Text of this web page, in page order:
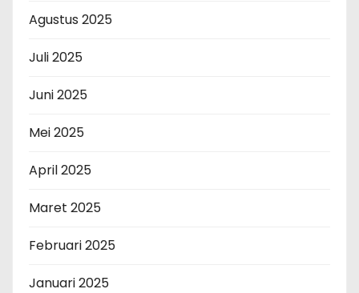
Agustus 2025
Juli 2025
Juni 2025
Mei 2025
April 2025
Maret 2025
Februari 2025
Januari 2025